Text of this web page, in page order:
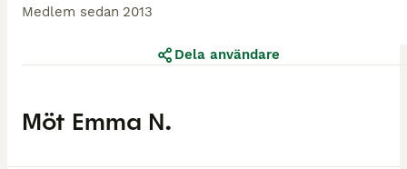
Medlem sedan 2013
Möt Emma N.
Dela användare